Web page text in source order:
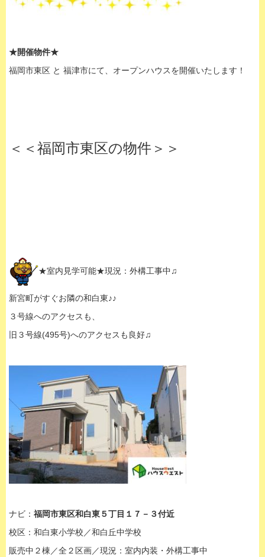
★開催物件★
福岡市東区 と 福津市にて、オープンハウスを開催いたします！
＜＜福岡市東区の物件＞＞
★室内見学可能★現況：外構工事中♫
新宮町がすぐお隣の和白東♪♪
３号線へのアクセスも、
旧３号線(495号)へのアクセスも良好♫
ナビ： 福岡市東区和白東５丁目１７－３付近
校区：和白東小学校／和白丘中学校
販売中２棟／全２区画／現況：室内内装・外構工事中